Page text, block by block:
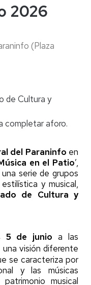
2026
(Plaza
de Cultura y
completar aforo.
del Paraninfo en
en el Patio’,
serie de grupos
y musical,
de Cultura y
5 de junio a las
una visión diferente
se caracteriza por
y las músicas
musical